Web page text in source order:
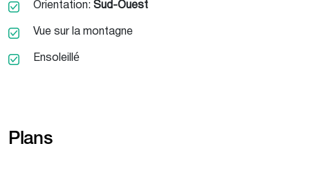
Orientation: Sud-Ouest
Vue sur la montagne
Ensoleillé
Plans